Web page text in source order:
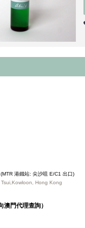
港鐵站: 尖沙咀 E/C1 出口)
Hong Kong
門代理查詢）